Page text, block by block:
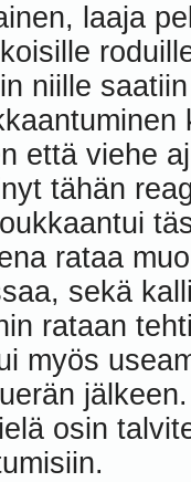
laaja
niille
että viehe
tähän
rataa
sekä
rataan
myös
osin